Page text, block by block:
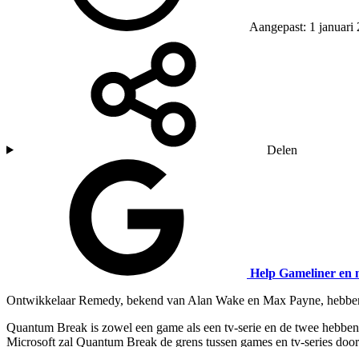
Aangepast: 1 januari
Delen
Help Gameliner en
OntwikkelaarRemedy, bekend van Alan Wake en Max Payne,
Quantum Break is zowel een game als een tv-serie en de twee
Microsoft zal Quantum Break de grens tussen games en tv-series